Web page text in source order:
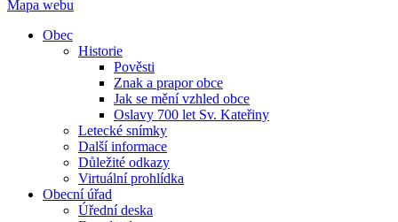
Mapa webu
Obec
Historie
Pověsti
Znak a prapor obce
Jak se mění vzhled obce
Oslavy 700 let Sv. Kateřiny
Letecké snímky
Další informace
Důležité odkazy
Virtuální prohlídka
Obecní úřad
Úřední deska